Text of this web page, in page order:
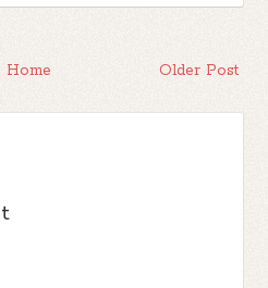
Older Post
Home